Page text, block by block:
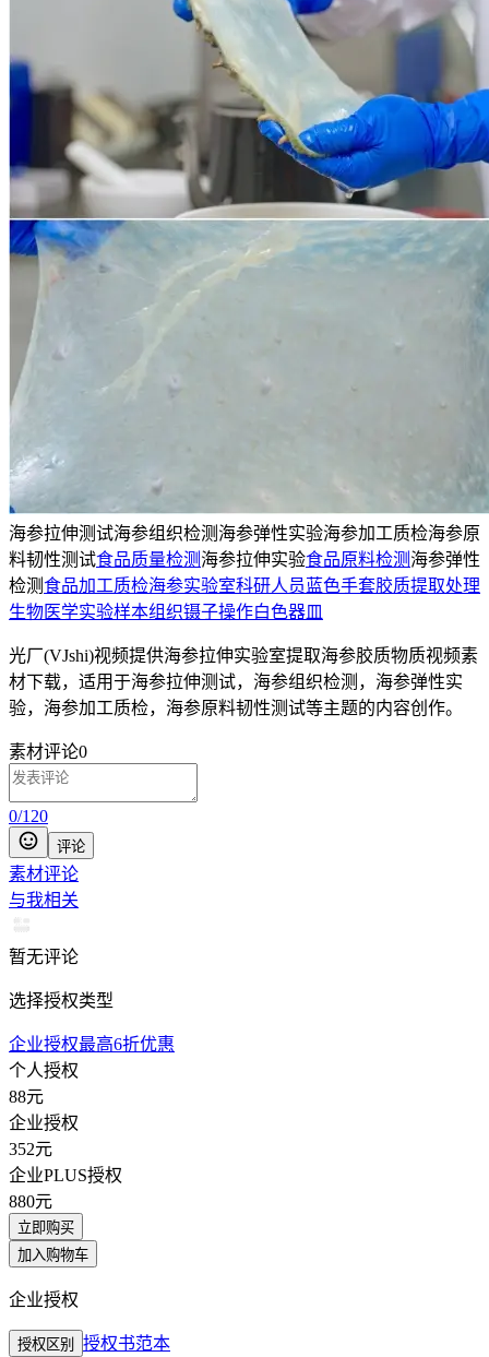
海参拉伸测试海参组织检测 海参弹性实验海参加工质检海参原
料韧性测试食品质量检测 海参拉伸实验食品原料检测 海参弹性
检测食品加工质检海参实验室科研人员 蓝色手套胶质提取处理
生物医学实验样本组织镊子操作白色器皿
光厂(VJshi)视频提供海参拉伸实验室提取海参胶质物质视频素
材下载，适用于海参拉伸测试，海参组织检测，海参弹性实
验，海参加工质检，海参原料韧性测试等主题的内容创作。
素材评论0
0/120
评论
素材评论
与我相关
暂无评论
选择授权类型
企业授权最高6折优惠
个人授权
88元
企业授权
352元
企业PLUS授权
880元
立即购买
加入购物车
企业授权
授权区别 授权书范本